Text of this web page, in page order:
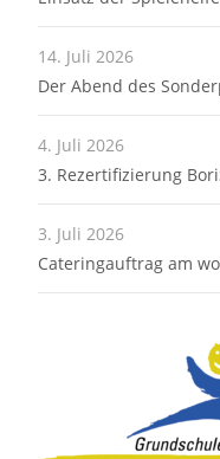
14. Juli 2026
Der Abend des
4. Juli 2026
3. Rezertifizierung
3. Juli 2026
Cateringauftrag am